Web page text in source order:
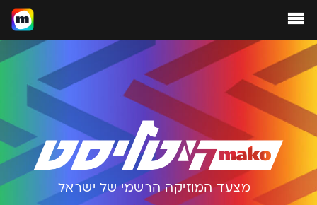
מצעד המוזיקה הרשמי של ישראל